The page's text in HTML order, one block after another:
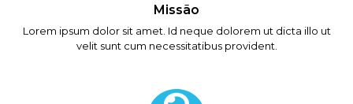
Missão
Lorem ipsum dolor sit amet. Id neque dolorem ut dicta illo ut
velit sunt cum necessitatibus provident.